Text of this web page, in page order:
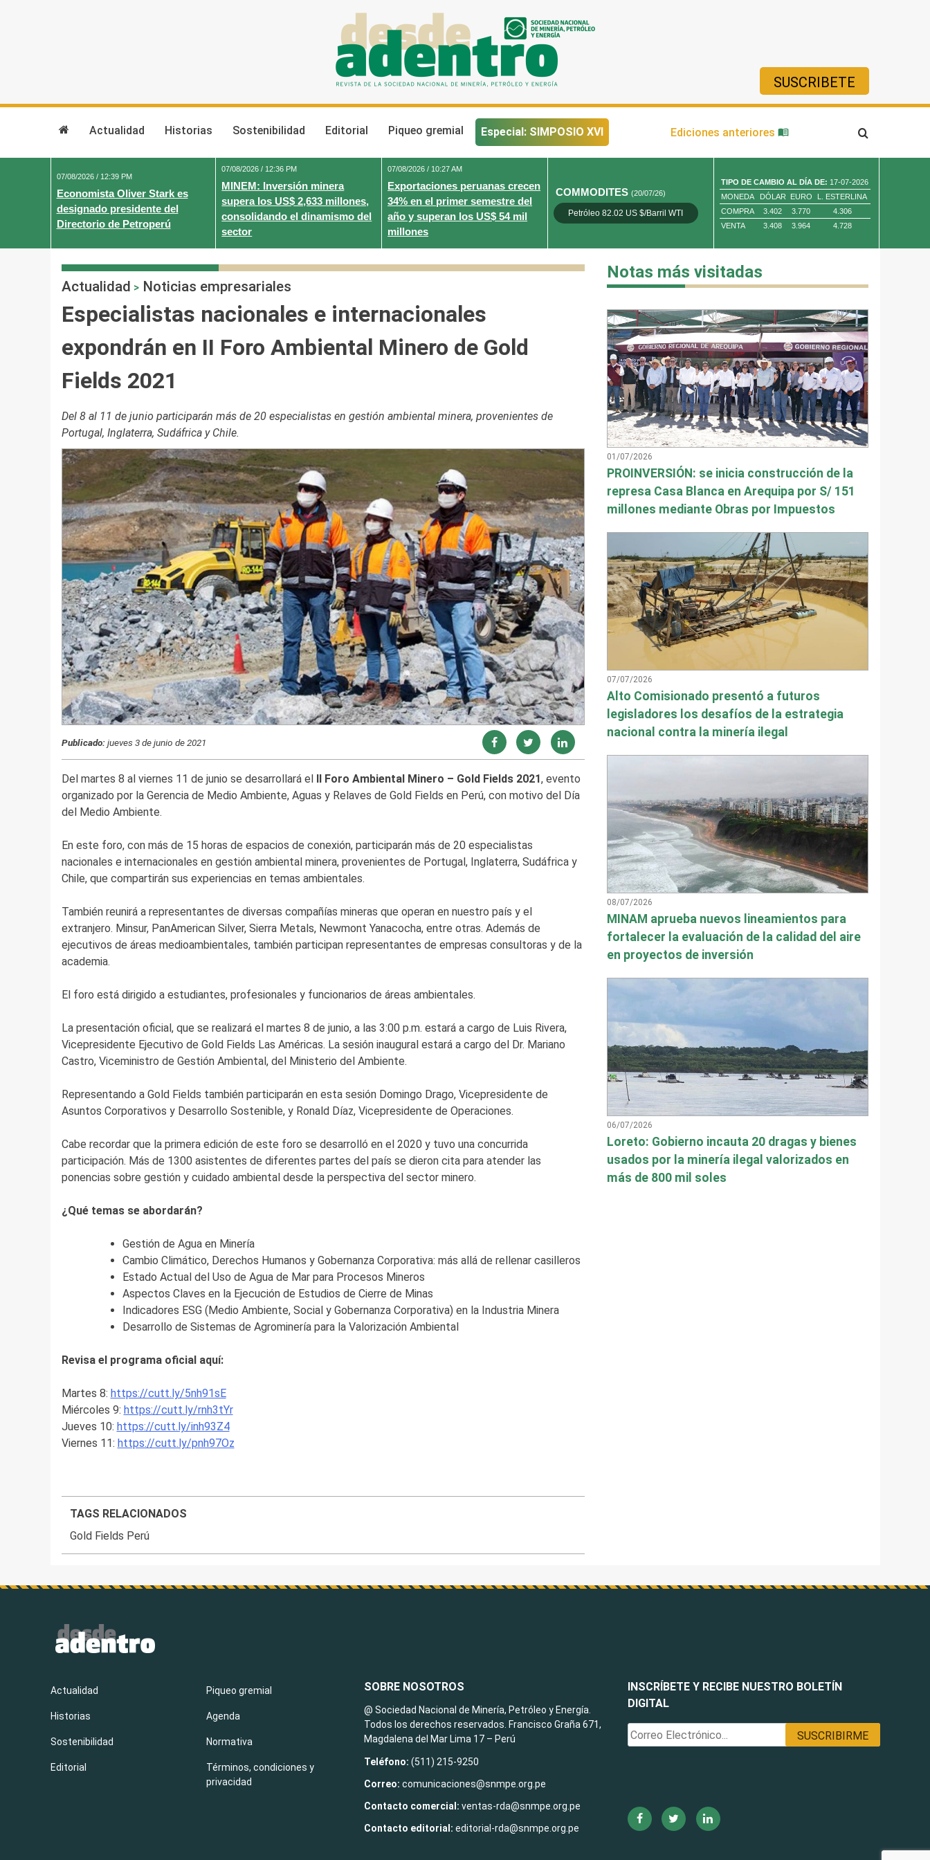
SUSCRIBETE
Actualidad Historias Sostenibilidad Editorial Piqueo gremial Especial: SIMPOSIO XVI Ediciones anteriores
07/08/2026 / 12:39 PM
Economista Oliver Stark es
designado presidente del
Directorio de Petroperú
07/08/2026 / 12:36 PM
MINEM: Inversión minera
supera los US$ 2,633 millones,
consolidando el dinamismo del
sector
07/08/2026 / 10:27 AM
Exportaciones peruanas crecen
34% en el primer semestre del
año y superan los US$ 54 mil
millones
COMMODITES(20/07/26)
Petróleo 82.02 US $/Barril WTI Oro 4,010.80 US $/ Oz. Tr.
TIPO DE CAMBIO AL DÍA DE: 17-07-2026
MONEDA
DÓLAR EURO
L. ESTERLINA
COMPRA
3.402 3.770
4.306
VENTA
3.408 3.964 4.728
Actualidad > Noticias empresariales
Especialistas nacionales e internacionales
expondrán en II Foro Ambiental Minero de Gold
Fields 2021
Del 8 al 11 de junio participarán más de 20 especialistas en gestión ambiental minera, provenientes de
Portugal, Inglaterra, Sudáfrica y Chile.
Publicado:jueves 3 de junio de 2021
Del martes 8 al viernes 11 de junio se desarrollará el II Foro Ambiental Minero – Gold Fields 2021, evento
organizado por la Gerencia de Medio Ambiente, Aguas y Relaves de Gold Fields en Perú, con motivo del Día
del Medio Ambiente.
En este foro, con más de 15 horas de espacios de conexión, participarán más de 20 especialistas
nacionales e internacionales en gestión ambiental minera, provenientes de Portugal, Inglaterra, Sudáfrica y
Chile, que compartirán sus experiencias en temas ambientales.
También reunirá a representantes de diversas compañías mineras que operan en nuestro país y el
extranjero. Minsur, PanAmerican Silver, Sierra Metals, Newmont Yanacocha, entre otras. Además de
ejecutivos de áreas medioambientales, también participan representantes de empresas consultoras y de la
academia.
El foro está dirigido a estudiantes, profesionales y funcionarios de áreas ambientales.
La presentación oficial, que se realizará el martes 8 de junio, a las 3:00 p.m. estará a cargo de Luis Rivera,
Vicepresidente Ejecutivo de Gold Fields Las Américas. La sesión inaugural estará a cargo del Dr. Mariano
Castro, Viceministro de Gestión Ambiental, del Ministerio del Ambiente.
Representando a Gold Fields también participarán en esta sesión Domingo Drago, Vicepresidente de
Asuntos Corporativos y Desarrollo Sostenible, y Ronald Díaz, Vicepresidente de Operaciones.
Cabe recordar que la primera edición de este foro se desarrolló en el 2020 y tuvo una concurrida
participación. Más de 1300 asistentes de diferentes partes del país se dieron cita para atender las
ponencias sobre gestión y cuidado ambiental desde la perspectiva del sector minero.
¿Qué temas se abordarán?
Gestión de Agua en Minería
Cambio Climático, Derechos Humanos y Gobernanza Corporativa: más allá de rellenar casilleros
Estado Actual del Uso de Agua de Mar para Procesos Mineros
Aspectos Claves en la Ejecución de Estudios de Cierre de Minas
Indicadores ESG (Medio Ambiente, Social y Gobernanza Corporativa) en la Industria Minera
Desarrollo de Sistemas de Agrominería para la Valorización Ambiental
Revisa el programa oficial aquí:
Martes 8: https://cutt.ly/5nh91sE
Miércoles 9: https://cutt.ly/rnh3tYr
Jueves 10: https://cutt.ly/inh93Z4
Viernes 11: https://cutt.ly/pnh97Oz
TAGS RELACIONADOS
Gold Fields Perú
Notas más visitadas
01/07/2026
PROINVERSIÓN: se inicia construcción de la
represa Casa Blanca en Arequipa por S/ 151
millones mediante Obras por Impuestos
07/07/2026
Alto Comisionado presentó a futuros
legisladores los desafíos de la estrategia
nacional contra la minería ilegal
08/07/2026
MINAM aprueba nuevos lineamientos para
fortalecer la evaluación de la calidad del aire
en proyectos de inversión
06/07/2026
Loreto: Gobierno incauta 20 dragas y bienes
usados por la minería ilegal valorizados en
más de 800 mil soles
INSCRÍBETE Y RECIBE NUESTRO BOLETÍN
DIGITAL
Actualidad
Historias
Sostenibilidad
Editorial
Piqueo gremial
Agenda
Normativa
Términos, condiciones y
privacidad
SOBRE NOSOTROS
@ Sociedad Nacional de Minería, Petróleo y Energía.
Todos los derechos reservados. Francisco Graña 671,
Magdalena del Mar Lima 17 – Perú
Teléfono: (511) 215-9250
Correo:comunicaciones@snmpe.org.pe
Contacto comercial: ventas-rda@snmpe.org.pe
Contacto editorial: editorial-rda@snmpe.org.pe